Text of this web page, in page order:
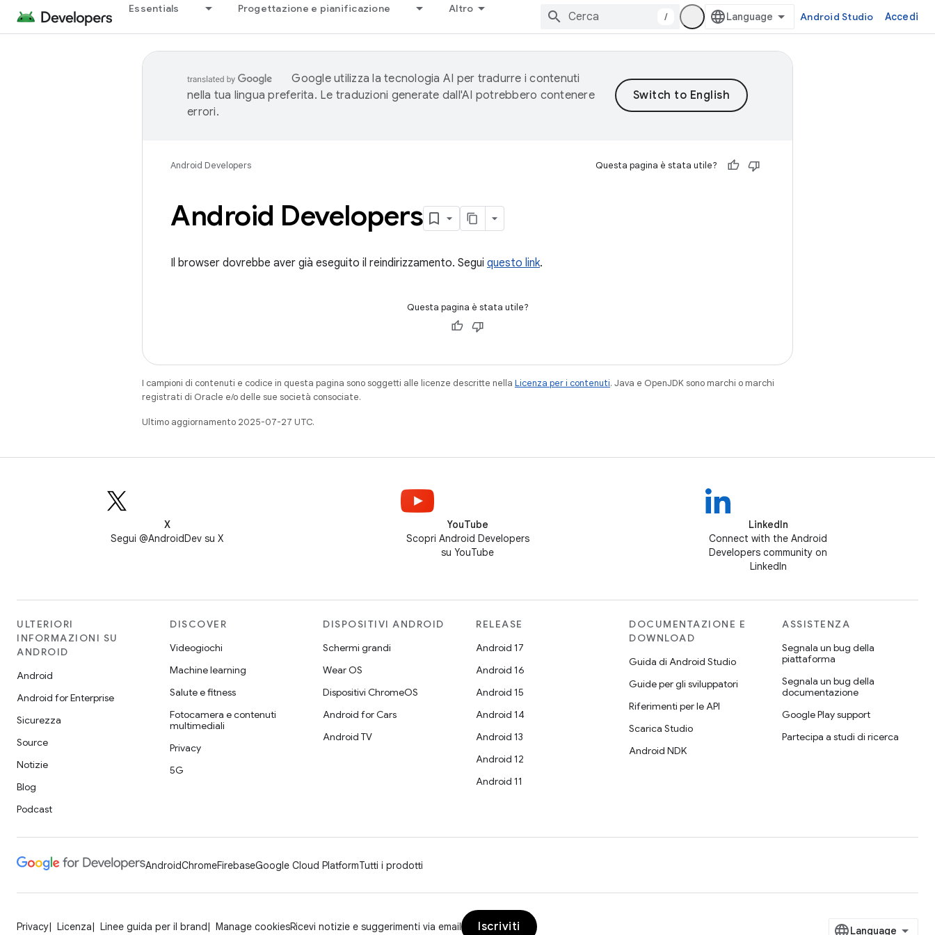
Essentials Progettazione e pianificazione Altro
/ Android Studio Accedi
Google utilizza la tecnologia AI per tradurre i contenuti
nella tua lingua preferita. Le traduzioni generate dall'AI potrebbero contenere
errori.
Android Developers Questa pagina è stata utile?
Android Developers
Il browser dovrebbe aver già eseguito il reindirizzamento. Segui questo link.
Questa pagina è stata utile?
I campioni di contenuti e codice in questa pagina sono soggetti alle licenze descritte nella Licenza per i contenuti. Java e OpenJDK sono marchi o marchi
registrati di Oracle e/o delle sue società consociate.
Ultimo aggiornamento 2025-07-27 UTC.
X
Segui @AndroidDev su X
YouTube
Scopri Android Developers
su YouTube
LinkedIn
Connect with the Android
Developers community on
LinkedIn
ULTERIORI
INFORMAZIONI SU
ANDROID
Android
Android for Enterprise
Sicurezza
Source
Notizie
Blog
Podcast
DISCOVER
Videogiochi
Machine learning
Salute e fitness
Fotocamera e contenuti
multimediali
Privacy
5G
DISPOSITIVI ANDROID
Schermi grandi
Wear OS
Dispositivi ChromeOS
Android for Cars
Android TV
RELEASE
Android 17
Android 16
Android 15
Android 14
Android 13
Android 12
Android 11
DOCUMENTAZIONE E
DOWNLOAD
Guida di Android Studio
Guide per gli sviluppatori
Riferimenti per le API
Scarica Studio
Android NDK
ASSISTENZA
Segnala un bug della
piattaforma
Segnala un bug della
documentazione
Google Play support
Partecipa a studi di ricerca
AndroidChromeFirebaseGoogle Cloud PlatformTutti i prodotti
Privacy Licenza Linee guida per il brand Manage cookiesRicevi notizie e suggerimenti via email Iscriviti